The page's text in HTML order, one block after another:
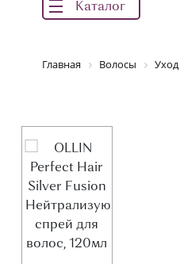
Каталог
Главная Волосы Уход